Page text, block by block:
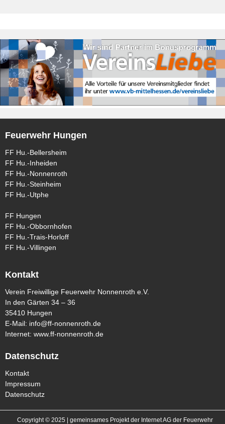
Feuerwehr Hungen
FF Hu.-Bellersheim
FF Hu.-Inheiden
FF Hu.-Nonnenroth
FF Hu.-Steinheim
FF Hu.-Utphe
FF Hungen
FF Hu.-Obbornhofen
FF Hu.-Trais-Horloff
FF Hu.-Villingen
Kontakt
Verein Freiwillige Feuerwehr Nonnenroth e.V.
In den Gärten 34 – 36
35410 Hungen
E-Mail: info@ff-nonnenroth.de
Internet: www.ff-nonnenroth.de
Datenschutz
Kontakt
Impressum
Datenschutz
Copyright © 2025 | gemeinsames Projekt der Internet AG der Feuerwehr